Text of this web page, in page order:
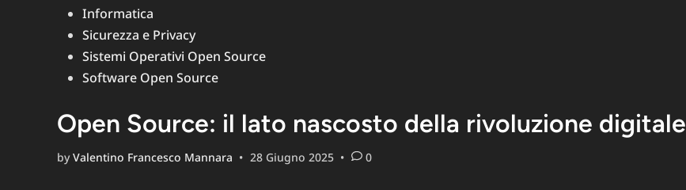
Informatica
Sicurezza e Privacy
Sistemi Operativi Open Source
Software Open Source
Open Source: il lato nascosto della rivoluzione digitale
byValentino Francesco Mannara • 28 Giugno 2025 • 0